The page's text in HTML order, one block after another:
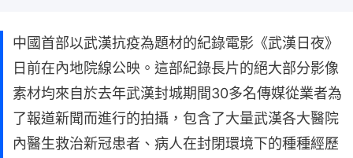
中國首部以武漢抗疫為題材的紀錄電影《武漢日夜》
日前在內地院線公映。這部紀錄長片的絕大部分影像
素材均來自於去年武漢封城期間30多名傳媒從業者為
了報道新聞而進行的拍攝，包含了大量武漢各大醫院
內醫生救治新冠患者、病人在封閉環境下的種種經歷